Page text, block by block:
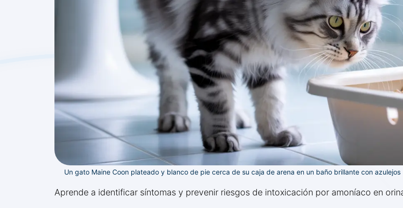
Un gato Maine Coon plateado y blanco de pie cerca de su caja de arena en un baño brillante con azulejos
Aprende a identificar síntomas y prevenir riesgos de intoxicación por amoníaco en